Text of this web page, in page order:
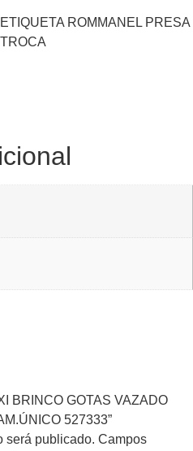
ROMMANEL PRESA
BRINCO GOTAS VAZADO
527333”
será publicado. Campos